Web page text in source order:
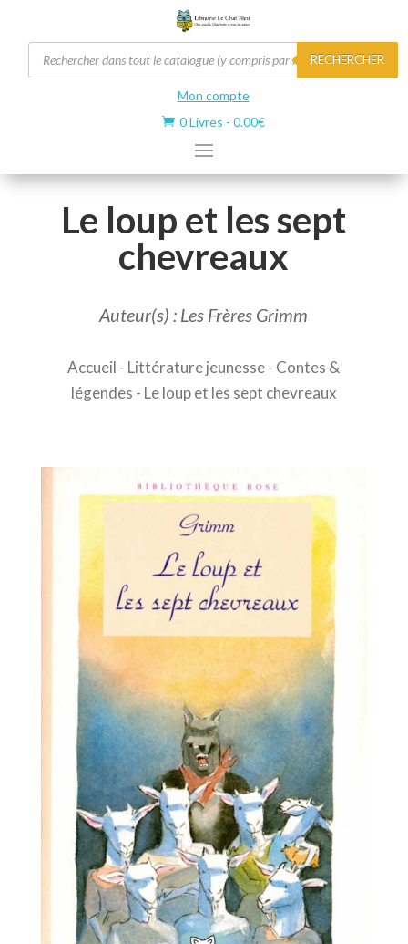
Recherche
de
produits
RECHERCHER
Mon compte
 0 Livres - 0.00€
Le loup et les sept
chevreaux
Auteur(s) : Les Frères Grimm
Accueil - Littérature jeunesse- Contes &
légendes - Le loup et les sept chevreaux